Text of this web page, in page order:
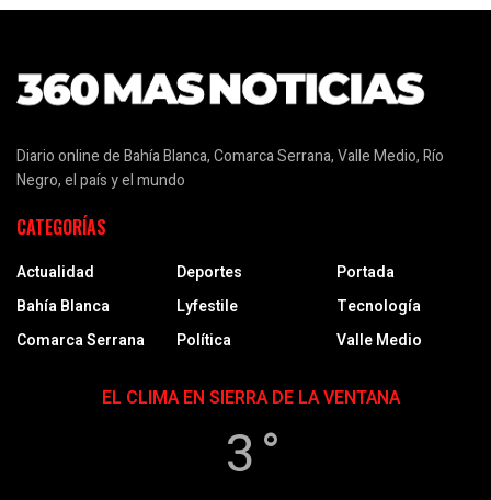
Diario online de Bahía Blanca, Comarca Serrana, Valle Medio, Río
Negro, el país y el mundo
CATEGORÍAS
Actualidad
Bahía Blanca
Comarca Serrana
Deportes
Lyfestile
Política
Portada
Tecnología
Valle Medio
EL CLIMA EN SIERRA DE LA VENTANA
3 °